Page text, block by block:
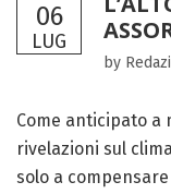
06
LUG
by
Come anticipato a
rivelazioni sul
solo a